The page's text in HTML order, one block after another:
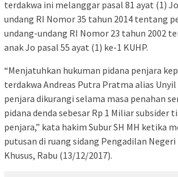
terdakwa ini melanggar pasal 81 ayat (1)
undang RI Nomor 35 tahun 2014 tentang
undang-undang RI Nomor 23 tahun 2002
anak Jo pasal 55 ayat (1) ke-1 KUHP‎.
“Menjatuhkan hukuman pidana penjara
terdakwa Andreas Putra Pratma alias
penjara dikurangi selama masa penahan
pidana denda sebesar Rp 1 Miliar subsider
penjara,” kata hakim Subur SH MH ketika
putusan di ruang sidang Pengadilan
Khusus, Rabu (13/12/2017).